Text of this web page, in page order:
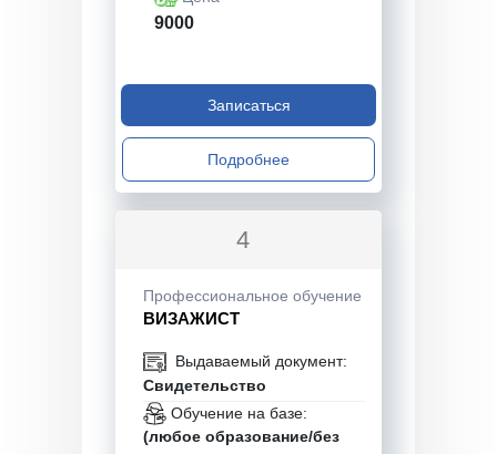
9000
Записаться
Подробнее
4
Профессиональное обучение
ВИЗАЖИСТ
Выдаваемый документ:
Свидетельство
Обучение на базе:
(любое образование/без